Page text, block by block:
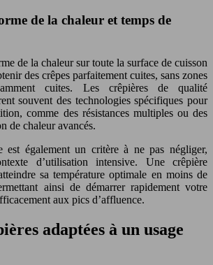
de la chaleur et temps de
de la chaleur sur toute la surface de cuisson
des crêpes parfaitement cuites, sans zones
cuites. Les crêpières de qualité
souvent des technologies spécifiques pour
comme des résistances multiples ou des
de chaleur avancés.
est également un critère à ne pas négliger,
d’utilisation intensive. Une crêpière
sa température optimale en moins de
ainsi de démarrer rapidement votre
aux pics d’affluence.
adaptées à un usage